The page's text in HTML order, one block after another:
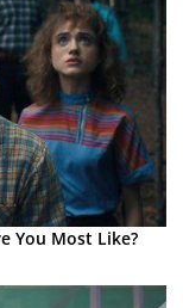
You Most Like?